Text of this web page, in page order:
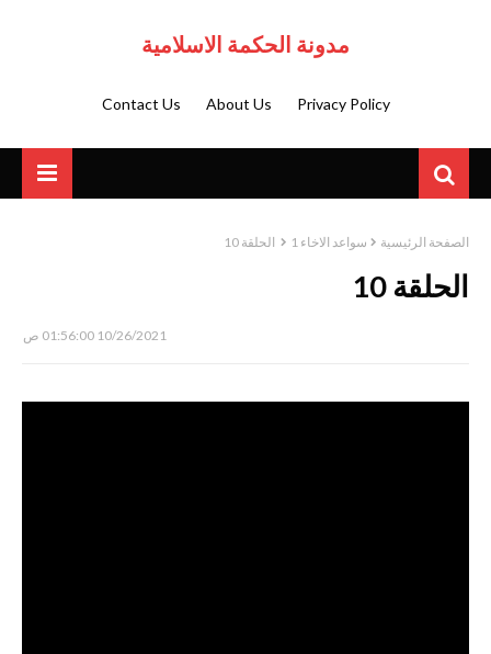
مدونة الحكمة الاسلامية
Privacy Policy
About Us
Contact Us
الصفحة الرئيسية سواعد الاخاء 1 الحلقة 10
الحلقة 10
10/26/2021 01:56:00 ص